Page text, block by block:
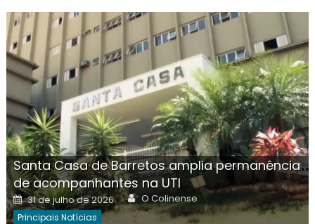
Santa Casa de Barretos amplia permanência
de acompanhantes na UTI
Posted
on
31 de julho de 2026 Author
O Colinense
Principais Notícias